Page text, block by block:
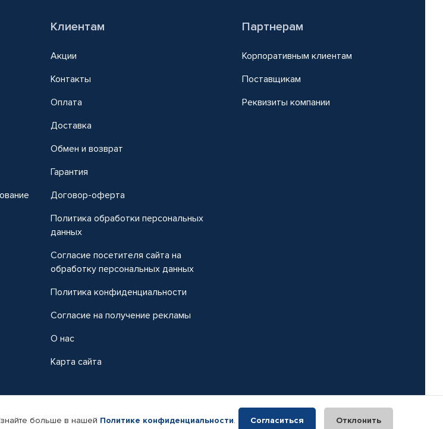
Клиентам
Акции
Контакты
Оплата
Доставка
Обмен и возврат
Гарантия
Договор-оферта
Политика обработки персональных
данных
Согласие посетителя сайта на
обработку персональных данных
Политика конфиденциальности
Согласие на получение рекламы
О нас
Карта сайта
Партнерам
Корпоративным клиентам
Поставщикам
Реквизиты компании
Автопрофи.
больше в нашей Политике конфиденциальности. Согласиться Отклонить